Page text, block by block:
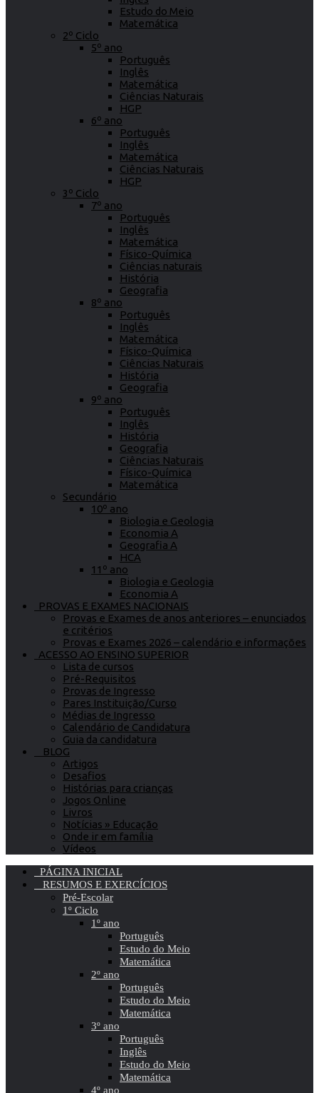
Estudo do Meio
Matemática
2º Ciclo
5º ano
Português
Inglês
Matemática
Ciências Naturais
HGP
6º ano
Português
Inglês
Matemática
Ciências Naturais
HGP
3º Ciclo
7º ano
Português
Inglês
Matemática
Físico-Química
Ciências naturais
História
Geografia
8º ano
Português
Inglês
Matemática
Físico-Química
Ciências Naturais
História
Geografia
9º ano
Português
Inglês
História
Geografia
Ciências Naturais
Físico-Química
Matemática
Secundário
10º ano
Biologia e Geologia
Economia A
Geografia A
HCA
11º ano
Biologia e Geologia
Economia A
PROVAS E EXAMES NACIONAIS
Provas e Exames de anos anteriores – enunciados
e critérios
Provas e Exames 2026 – calendário e informações
ACESSO AO ENSINO SUPERIOR
Lista de cursos
Pré-Requisitos
Provas de Ingresso
Pares Instituição/Curso
Médias de Ingresso
Calendário de Candidatura
Guia da candidatura
BLOG
Artigos
Desafios
Histórias para crianças
Jogos Online
Livros
Notícias » Educação
Onde ir em família
Vídeos
PÁGINA INICIAL
RESUMOS E EXERCÍCIOS
Pré-Escolar
1º Ciclo
1º ano
Português
Estudo do Meio
Matemática
2º ano
Português
Estudo do Meio
Matemática
3º ano
Português
Inglês
Estudo do Meio
Matemática
4º ano